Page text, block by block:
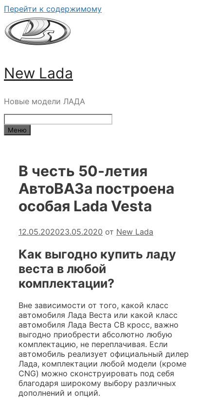
Перейти к содержимому
New Lada
Новые модели ЛАДА
Меню
В честь 50-летия
АвтоВАЗа построена
особая Lada Vesta
12.05.202023.05.2020 от New Lada
Как выгодно купить ладу
веста в любой
комплектации?
Вне зависимости от того, какой класс
автомобиля Лада Веста или какой класс
автомобиля Лада Веста СВ кросс, важно
выгодно приобрести абсолютно любую
комплектацию, не переплачивая. Если
автомобиль реализует официальный дилер
Лада, комплектации любой модели (кроме
CNG) можно сконструировать под себя
благодаря широкому выбору различных
дополнений и опций.